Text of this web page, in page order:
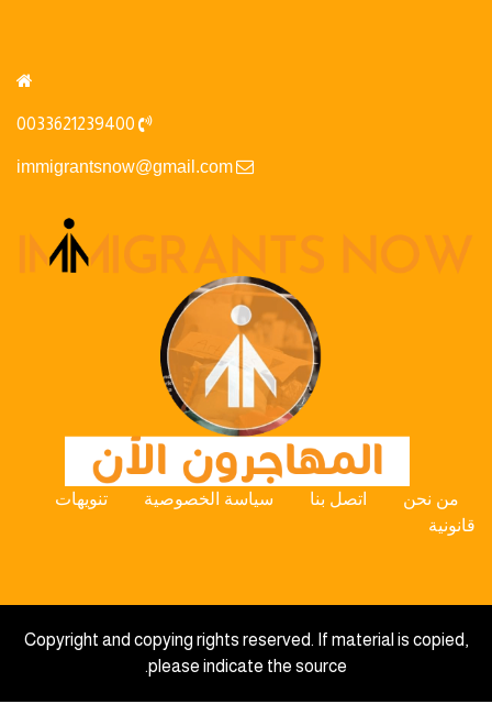
immigrantsnow@gmail.com
من نحن اتصل بنا سياسة الخصوصية
تنويهات
قانونية
Copyright and copying rights reserved. If material is copied,
please indicate the source.